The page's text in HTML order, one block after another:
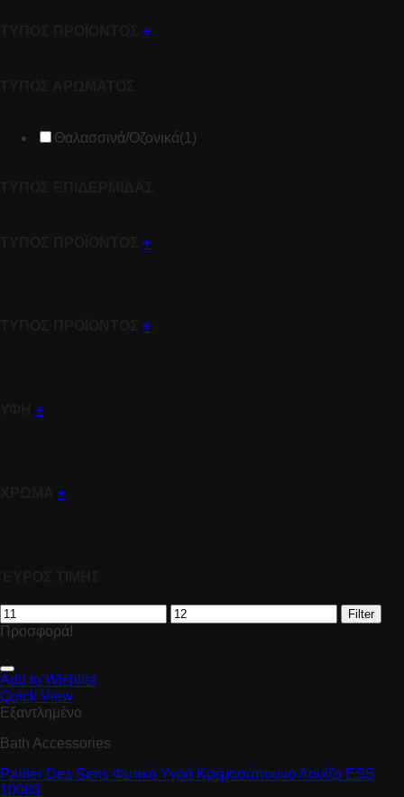
+
Θαλασσινά/Οζονικά(1)
+
+
+
+
Filter
Προσφορά!
Add to Wishlist
Quick View
Εξαντλημένο
Bath Accessories
Panier Des Sens Φυτικό Υγρό Κρεμοσάπουνο Λουίζα ESS
10003